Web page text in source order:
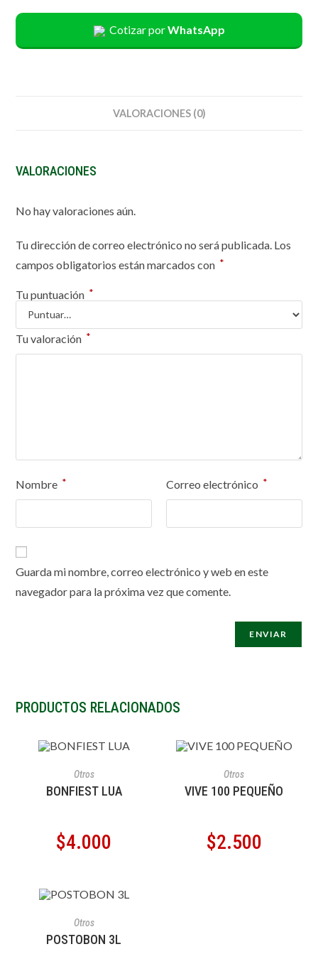
Cotizar porWhatsApp
VALORACIONES (0)
VALORACIONES
No hay valoraciones aún.
Tu dirección de correo electrónico no será publicada. Los
campos obligatorios están marcados con *
Tu puntuación *
Tu valoración *
Nombre * Correo electrónico *
Guarda mi nombre, correo electrónico y web en este
navegador para la próxima vez que comente.
PRODUCTOS RELACIONADOS
Otros
BONFIEST LUA
$4.000
Otros
VIVE 100 PEQUEÑO
$2.500
Otros
POSTOBON 3L